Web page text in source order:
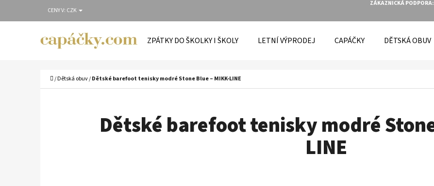
na
CENY V: CZK
ZÁKAZNICKÁ PODPORA:
ZPÁTKY DO ŠKOLKY I ŠKOLY LETNÍ VÝPRODEJ CAPÁČKY DĚTSKÁ OBUV
Domů
/Dětská obuv/Dětské barefoot tenisky modré Stone Blue – MIKK-LINE
Dětské barefoot tenisky modré
LINE
O
Zpět
do
Zpět
do
DOPORUČUJEME